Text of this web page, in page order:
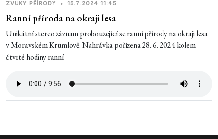
ZVUKY PŘÍRODY • 15.7.2024 11:45
Ranní příroda na okraji lesa
Unikátní stereo záznam probouzející se ranní přírody na okraji lesa
v Moravském Krumlově. Nahrávka pořízena 28. 6. 2024 kolem
čtvrté hodiny ranní